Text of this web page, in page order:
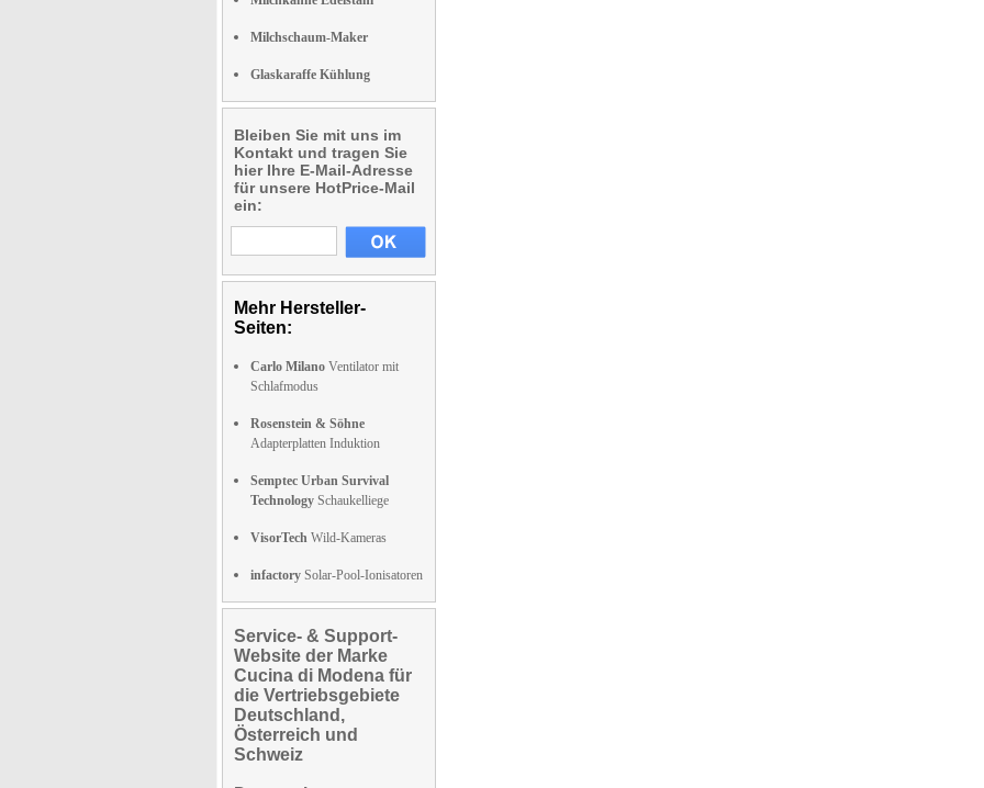
Milchschaum-Maker
Glaskaraffe Kühlung
Bleiben Sie mit uns im
Kontakt und tragen Sie
hier Ihre E-Mail-Adresse
für unsere HotPrice-Mail
ein:
Mehr Hersteller-
Seiten:
Carlo Milano Ventilator mit
Schlafmodus
Rosenstein & Söhne
Adapterplatten Induktion
Semptec Urban Survival
Technology Schaukelliege
VisorTech Wild-Kameras
infactory Solar-Pool-Ionisatoren
Service- & Support-
Website der Marke
Cucina di Modena für
die Vertriebsgebiete
Deutschland,
Österreich und
Schweiz